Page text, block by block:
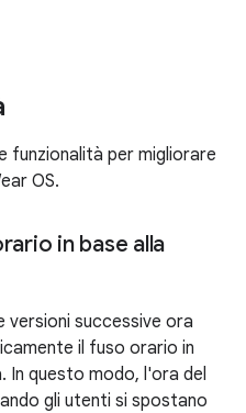
funzionalità per migliorare
OS.
in base alla
versioni successive ora
il fuso orario in
In questo modo, l'ora del
gli utenti si spostano